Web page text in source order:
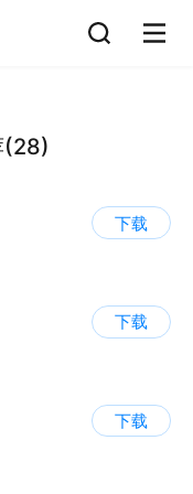
(28)
下载
下载
下载